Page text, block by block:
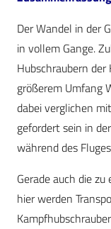
Der Wandel in der
in vollem Gange.
Hubschraubern
größerem Umfang
dabei verglichen
gefordert sein in
während des
Gerade auch die
hier werden